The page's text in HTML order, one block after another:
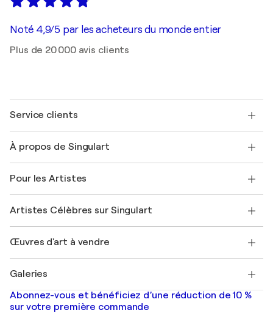
Noté 4,9/5 par les acheteurs du monde entier
Plus de 20 000 avis clients
Service clients
Expédition
Offrir une carte cadeau
Rejoignez notre programme commercial
Mon compte
+33 1 76 44 06 42
À propos de Singulart
FAQ
Magazine Singulart
Emplois
Découvrez une sélection d'art original
Pour les Artistes
Se connecter en tant qu'Artiste
Artistes Célèbres sur Singulart
Marc Chagall
Banksy
Mr. Brainwash
Shepard Fairey
Œuvres d'art à vendre
Tableaux abstraits à vendre
Peintures de paysage
Estampes
Galeries
Galeries d'art en France
Galeries d'art en Belgique
Abonnez-vous et bénéficiez d’une réduction de 10 %
sur votre première commande